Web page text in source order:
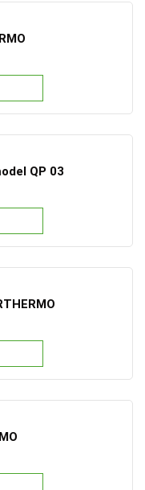
QP 03